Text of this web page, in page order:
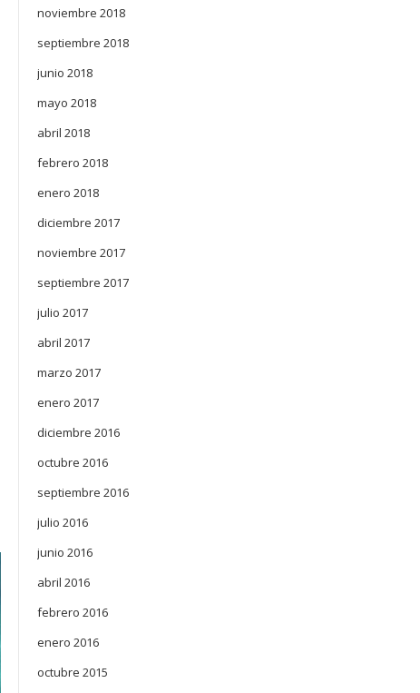
noviembre 2018
septiembre 2018
junio 2018
mayo 2018
abril 2018
febrero 2018
enero 2018
diciembre 2017
noviembre 2017
septiembre 2017
julio 2017
abril 2017
marzo 2017
enero 2017
diciembre 2016
octubre 2016
septiembre 2016
julio 2016
junio 2016
abril 2016
febrero 2016
enero 2016
octubre 2015